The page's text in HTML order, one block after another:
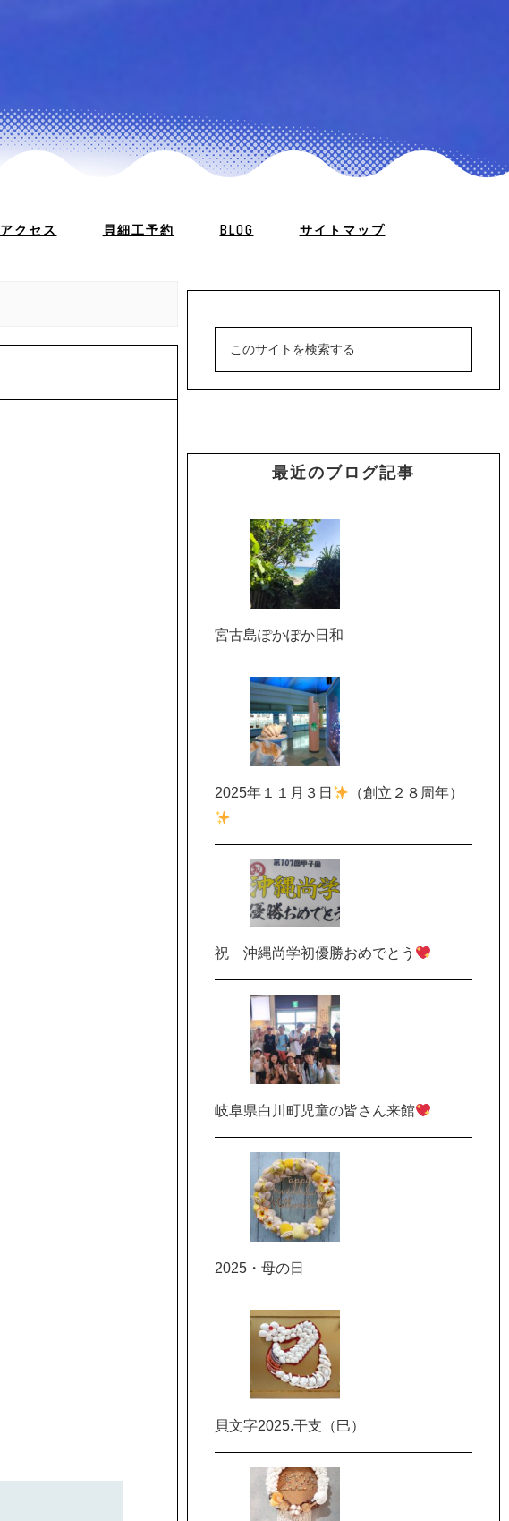
アクセス 貝細工予約 BLOG サイトマップ
最近のブログ記事
宮古島ぽかぽか日和
2025年１１月３日 （創立２８周年）
祝 沖縄尚学初優勝おめでとう
岐阜県白川町児童の皆さん来館
2025・母の日
貝文字2025.干支（巳）